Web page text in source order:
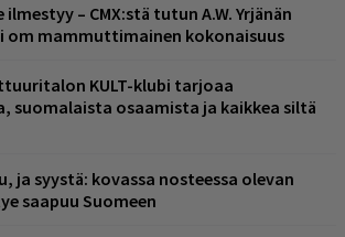
ilmestyy – CMX:stä tutun A.W. Yrjänän
om mammuttimainen kokonaisuus
KULT-klubi tarjoaa
suomalaista osaamista ja kaikkea siltä
ja syystä: kovassa nosteessa olevan
saapuu Suomeen